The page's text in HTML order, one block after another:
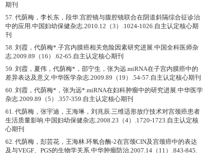
期刊
57. 代荫梅，李长东，段华.宫腔镜与腹腔镜联合在阴道斜隔综合征诊治
中的应用.中国妇幼保健杂志.2010.12（3）.1024-1026.自主认定核心期
刊
58. 刘霞，代荫梅*.子宫内膜癌相关危险因素研究进展.中国全科医师杂
志.2009.89（16）.62-65.自主认定核心期刊
59. 刘霞，夏伟，代荫梅*，邵宁生，张为远.miRNA在子宫内膜癌中的
差异表达及意义.中华医学杂志.2009.89（19）.54-57.自主认定核心期刊
60. 刘霞，代荫梅*，张为远*.miRNA在妇科肿瘤中的研究进展.中华医学
杂志.2009.89（5）.357-359.自主认定核心期刊
61. 代荫梅，张宇迪，王海琳，刘兆辰.三维适形放疗技术对宫颈癌患者
生活质量影响.中国妇幼保健杂志.2008.23（4）.1720-1723.自主认定核
心期刊
62. 代荫梅，彭芸花，王海林.环氧合酶-2在宫颈CIN及宫颈癌中的表达
及与VEGF、PGS的生物学关系.中华肿瘤防治.2007.14（11）.843-845.